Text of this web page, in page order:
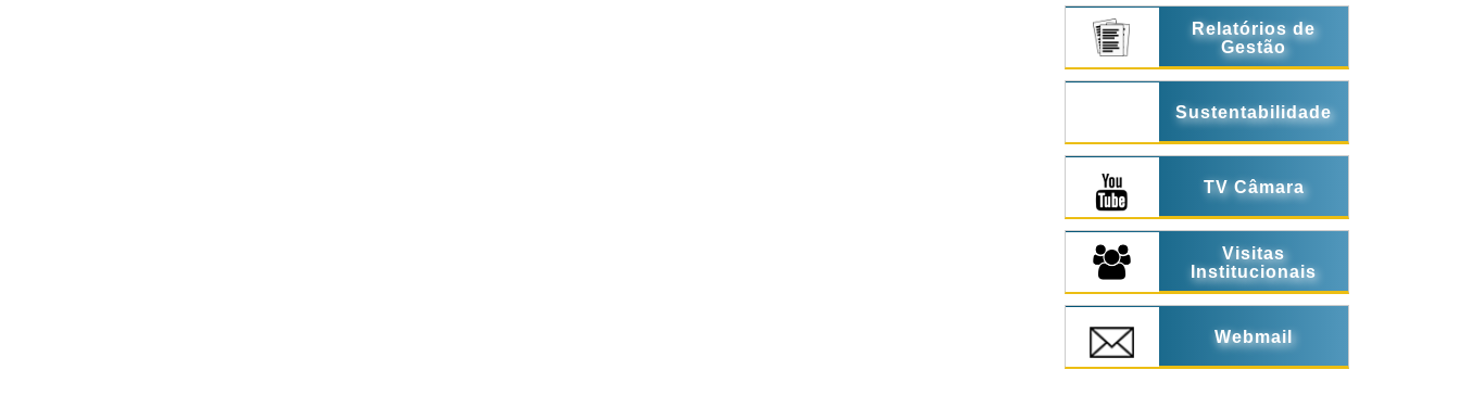
Relatórios de
Gestão
Sustentabilidade
TV Câmara
Visitas
Institucionais
Webmail